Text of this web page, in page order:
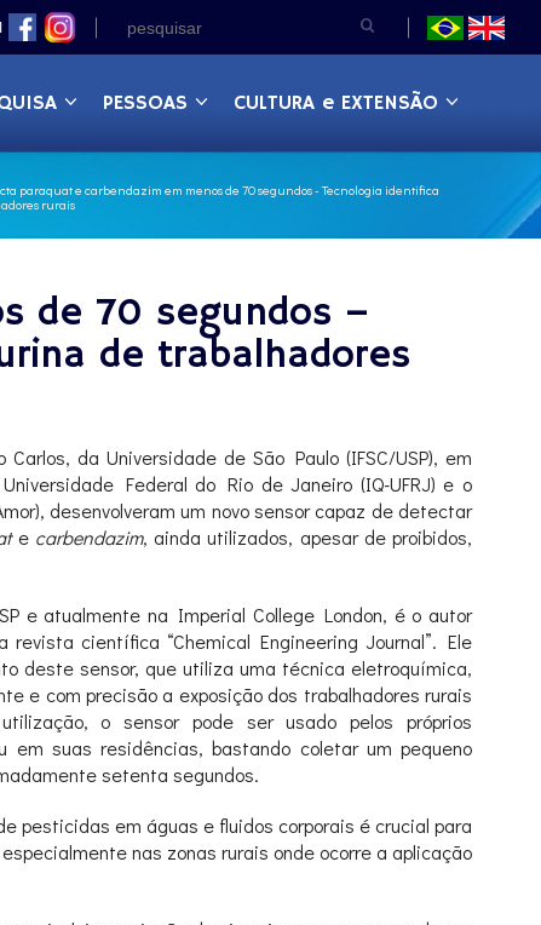
|
PESSOAS CULTURA e EXTENSÃO
paraquat e carbendazim em menos de 70 segundos - Tecnologia identifica
rurais
de 70 segundos –
de trabalhadores
da Universidade de São Paulo (IFSC/USP), em
Federal do Rio de Janeiro (IQ-UFRJ) e o
desenvolveram um novo sensor capaz de detectar
e carbendazim, ainda utilizados, apesar de proibidos,
e atualmente na Imperial College London, é o autor
científica “Chemical Engineering Journal”. Ele
deste sensor, que utiliza uma técnica eletroquímica,
e com precisão a exposição dos trabalhadores rurais
o sensor pode ser usado pelos próprios
em suas residências, bastando coletar um pequeno
setenta segundos.
pesticidas em águas e fluidos corporais é crucial para
nas zonas rurais onde ocorre a aplicação